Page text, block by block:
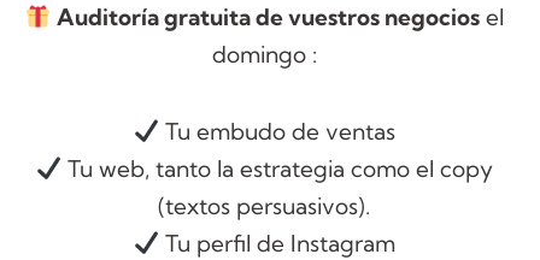
Auditoría gratuita de vuestros negociosel
domingo :
Tu embudo de ventas
Tu web, tanto la estrategia como el copy
(textos persuasivos).
Tu perfil de Instagram